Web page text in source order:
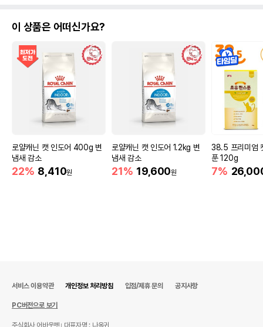
이 상품은 어떠신가요?
로얄캐닌 캣 인도어 400g 변
냄새 감소
22% 8,410원
로얄캐닌 캣 인도어 1.2kg 변
냄새 감소
21% 19,600원
38.5 프리미엄
푼 120g
7%
서비스 이용약관 개인정보 처리방침 입점/제휴 문의 공지사항
PC버전으로 보기
주식회사 어바웃펫 대표자명 : 나옥귀